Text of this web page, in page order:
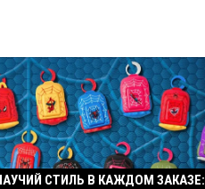
СТИЛЬ В КАЖДОМ ЗАКАЗЕ: